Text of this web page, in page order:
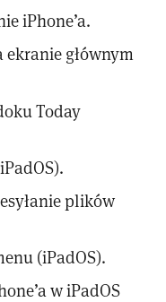
iPhone’a.
głównym
Today
plików
(iPadOS).
w iPadOS